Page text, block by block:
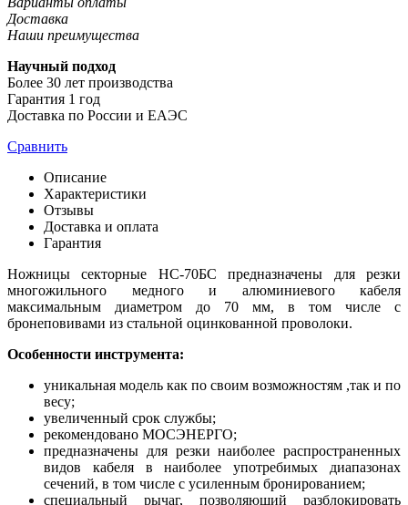
Доставка
Наши преимущества
Научный подход
Более 30 лет производства
Гарантия 1 год
Доставка по России и ЕАЭС
Сравнить
Описание
Характеристики
Отзывы
Доставка и оплата
Гарантия
Ножницы секторные НС-70БС предназначены для резки
многожильного медного и алюминиевого кабеля
максимальным диаметром до 70 мм, в том числе с
бронеповивами из стальной оцинкованной проволоки.
Особенности инструмента:
уникальная модель как по своим возможностям ,так и по
весу;
увеличенный срок службы;
рекомендовано МОСЭНЕРГО;
предназначены для резки наиболее распространенных
видов кабеля в наиболее употребимых диапазонах
сечений, в том числе с усиленным бронированием;
специальный рычаг, позволяющий разблокировать